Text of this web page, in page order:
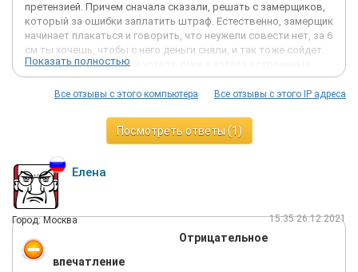
претензией. Причем сначала сказали, решать с замерщиков,
который за ошибки заплатить штраф. Естественно, замерщик
начинает плакаться и говорить, что неужели совести нет, за 6
см ты хочешь, чтобы с него деньги сняли, и так тоже сойдет.
Сделали много не как я хотела, руки я хотела встроенные,
сделали огромные хромированные, у них даже встроенных
ручек нет. Делали 3 полных дня мелкую простую кухню 3 м,
не напилили. Деньги отдала 12 февраля, на 25 апреля куча
недоделок и опять отказываются исправлять.
большого скандала. Ладно, когда замерщик хамит или
установщик говорит, что я должна на свои деньги покупать,
но когда официально на претензию фирма отвечает, что
ошибки устранять не будет, то с такими просто не надо
связываться
Показать полностью
Все отзывы с этого IP адреса
Все отзывы с этого компьютера
Посмотреть ответы (1)
Елена
Город: Москва 15:35 26.12.2021
Отрицательное
впечатление